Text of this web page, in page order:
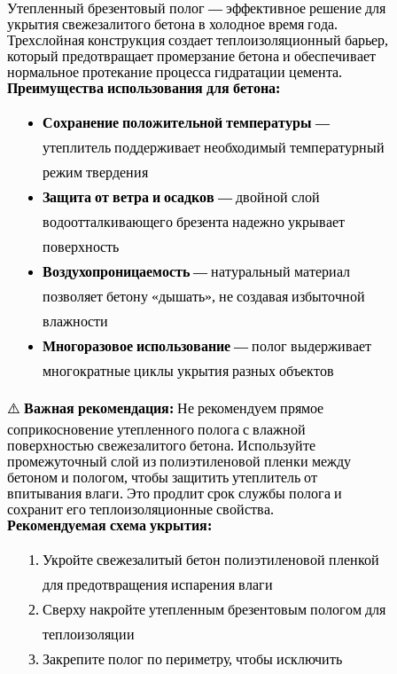
Утепленный брезентовый полог — эффективное решение для
укрытия свежезалитого бетона в холодное время года.
Трехслойная конструкция создает теплоизоляционный барьер,
который предотвращает промерзание бетона и обеспечивает
нормальное протекание процесса гидратации цемента.
Преимущества использования для бетона:
Сохранение положительной температуры —
утеплитель поддерживает необходимый температурный
режим твердения
Защита от ветра и осадков — двойной слой
водоотталкивающего брезента надежно укрывает
поверхность
Воздухопроницаемость — натуральный материал
позволяет бетону «дышать», не создавая избыточной
влажности
Многоразовое использование — полог выдерживает
многократные циклы укрытия разных объектов
⚠️ Важная рекомендация: Не рекомендуем прямое
соприкосновение утепленного полога с влажной
поверхностью свежезалитого бетона. Используйте
промежуточный слой из полиэтиленовой пленки между
бетоном и пологом, чтобы защитить утеплитель от
впитывания влаги. Это продлит срок службы полога и
сохранит его теплоизоляционные свойства.
Рекомендуемая схема укрытия:
Укройте свежезалитый бетон полиэтиленовой пленкой
для предотвращения испарения влаги
Сверху накройте утепленным брезентовым пологом для
теплоизоляции
Закрепите полог по периметру, чтобы исключить